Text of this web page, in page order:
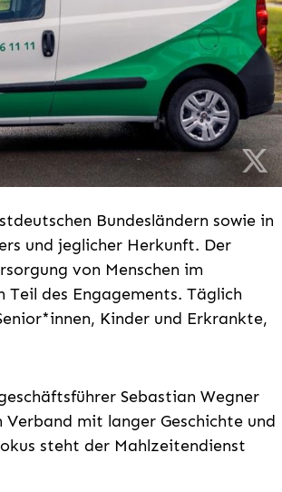
Bundesländern sowie in
und jeglicher Herkunft. Der
von Menschen im
des Engagements. Täglich
Kinder und Erkrankte,
Sebastian Wegner
mit langer Geschichte und
steht der Mahlzeitendienst